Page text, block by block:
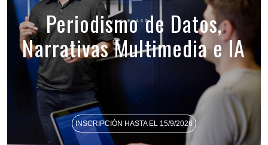
Periodismo de Datos,
Narrativas Multimedia e IA
INSCRIPCIÓN HASTA EL 15/9/2026